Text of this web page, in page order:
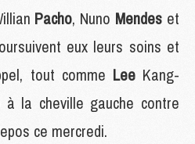
Pacho, Nuno Mendes et
eux leurs soins et
tout comme Lee Kang-
la cheville gauche contre
ce mercredi.